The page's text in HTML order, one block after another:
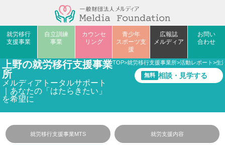
就労移行
支援事業
自立訓練
事業
カウンセ
リング
青少年
スポーツ支
援
広報誌
メルディア
お問い
合わせ
上野の就労移行支援事業
所
メルディアトータルサポート
｜あなたの「はたらきたい」
を希望に
TOP>就労移行支援事業所>活動レポート>生
無料 相談・見学する
就労移行支援事業MTS 就労支援内容